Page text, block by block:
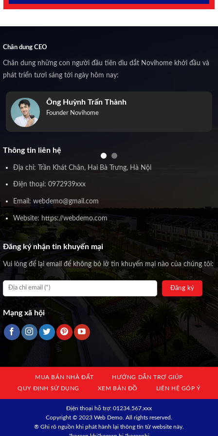
Chân dung CEO
Chân dung những con người đầu tiên dìu dắt Novihome khởi đầu và
phát triển tươi sáng tới ngày hôm nay:
Ông Huỳnh Trấn Thành
Founder Novihome
Thông tin liên hệ
Địa chỉ: Trần Khát Chân, Hai Bà Trưng, Hà Nội
Điện thoại: 0972939xxx
Email: webdemo@gmail.com
Website: https://webdemo.com
Đăng ký nhận tin khuyến mại
Vui lòng để lại email để không bỏ lỡ tin khuyến mại nào của chúng tôi:
Mạng xã hội
MUA BÁN NHÀ ĐẤT
HƯỚNG DẪN TRỢ GIÚP
QUY ĐỊNH SỬ DỤNG
XEM BẢN ĐỒ LIÊN HỆ GÓP Ý
Địện thoại hỗ trợ: 01234.567.xxx
Copyright © 2023 Web Demo. All rights reserved.
® Ghi rõ nguồn khi phát hành lại thông tin từ website này.